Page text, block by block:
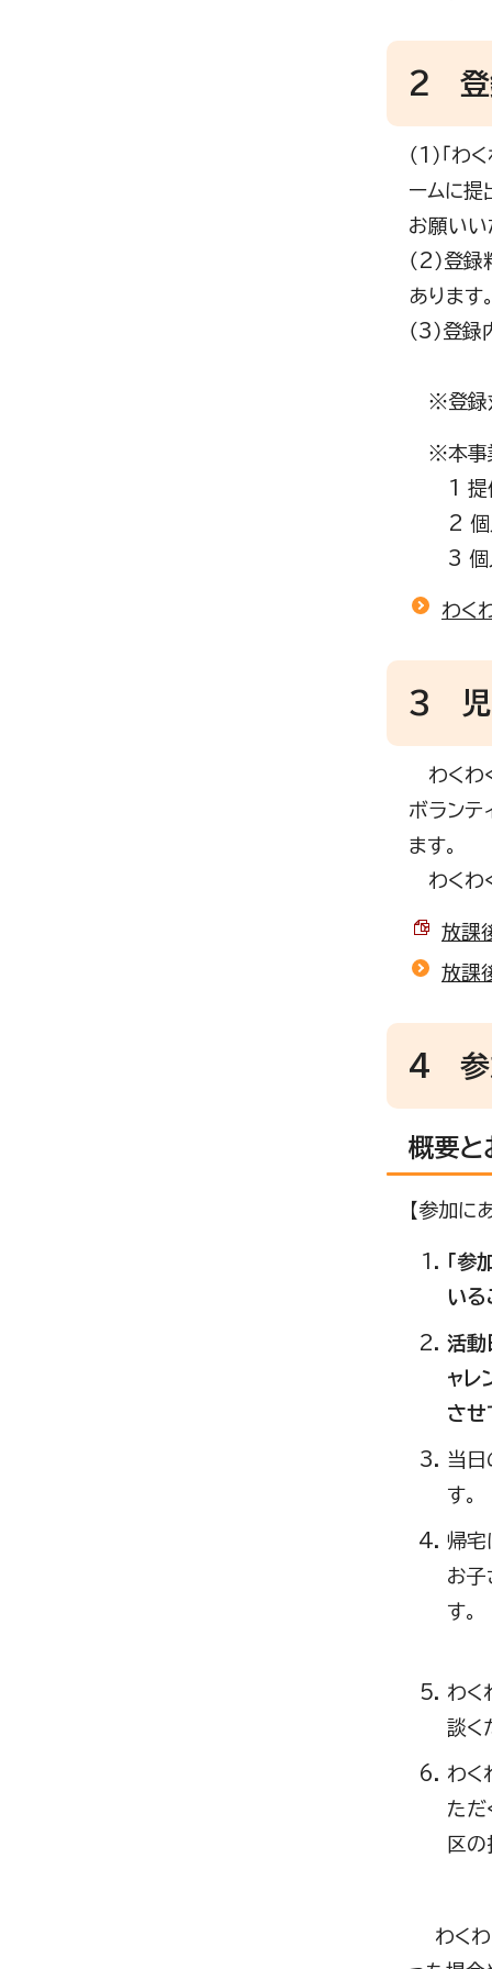
2 登
（1）「
ームに提
お願いい
（2）登
あります
（3）登
※登録対
※本事
1 提供
2 個人
3 個人
わく
3 児
わくわ
ボランテ
ます。
わくわ
放課
放課
4 参
概要と
【参加に
「参
いる
活動
ャレ
させ
当日
す。
帰宅
お子
わく
談く
わく
ただ
区の
わくわ